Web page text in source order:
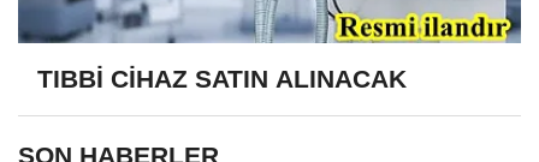
TIBBİ CİHAZ SATIN ALINACAK
SON HABERLER